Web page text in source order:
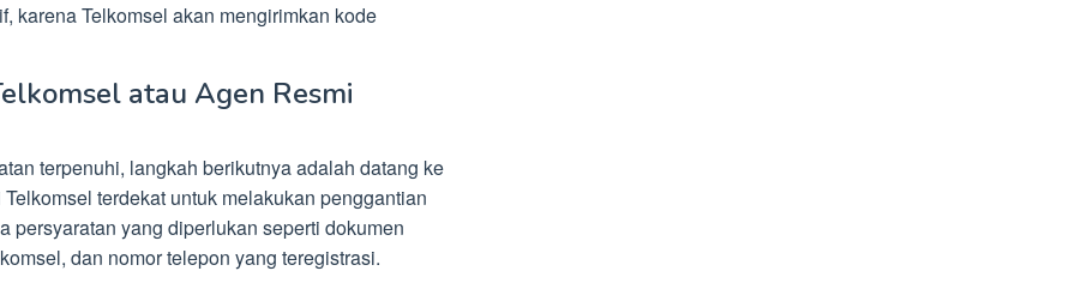
karena Telkomsel akan mengirimkan kode
atau Agen Resmi
terpenuhi, langkah berikutnya adalah datang ke
terdekat untuk melakukan penggantian
persyaratan yang diperlukan seperti dokumen
dan nomor telepon yang teregistrasi.